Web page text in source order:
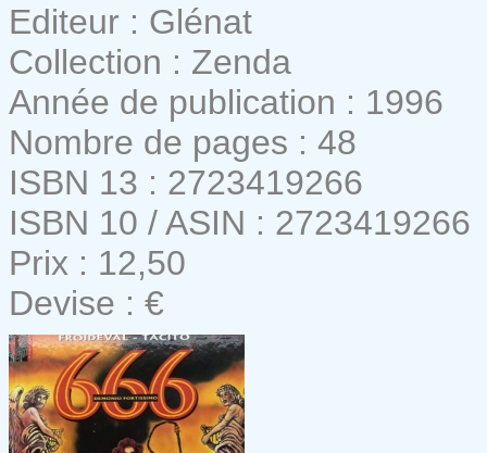
Editeur : Glénat
Collection : Zenda
Année de publication : 1996
Nombre de pages : 48
ISBN 13 : 2723419266
ISBN 10 / ASIN : 2723419266
Prix : 12,50
Devise : €